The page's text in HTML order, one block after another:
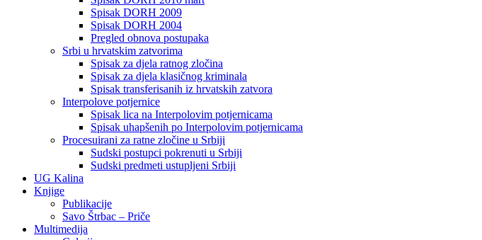
Spisak DORH 2009
Spisak DORH 2004
Pregled obnova postupaka
Srbi u hrvatskim zatvorima
Spisak za djela ratnog zločina
Spisak za djela klasičnog kriminala
Spisak transferisanih iz hrvatskih zatvora
Interpolove potjernice
Spisak lica na Interpolovim potjernicama
Spisak uhapšenih po Interpolovim potjernicama
Procesuirani za ratne zločine u Srbiji
Sudski postupci pokrenuti u Srbiji
Sudski predmeti ustupljeni Srbiji
UG Kalina
Knjige
Publikacije
Savo Štrbac – Priče
Multimedija